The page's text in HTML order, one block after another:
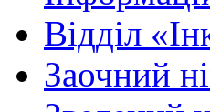
Вiддiл
Заочний